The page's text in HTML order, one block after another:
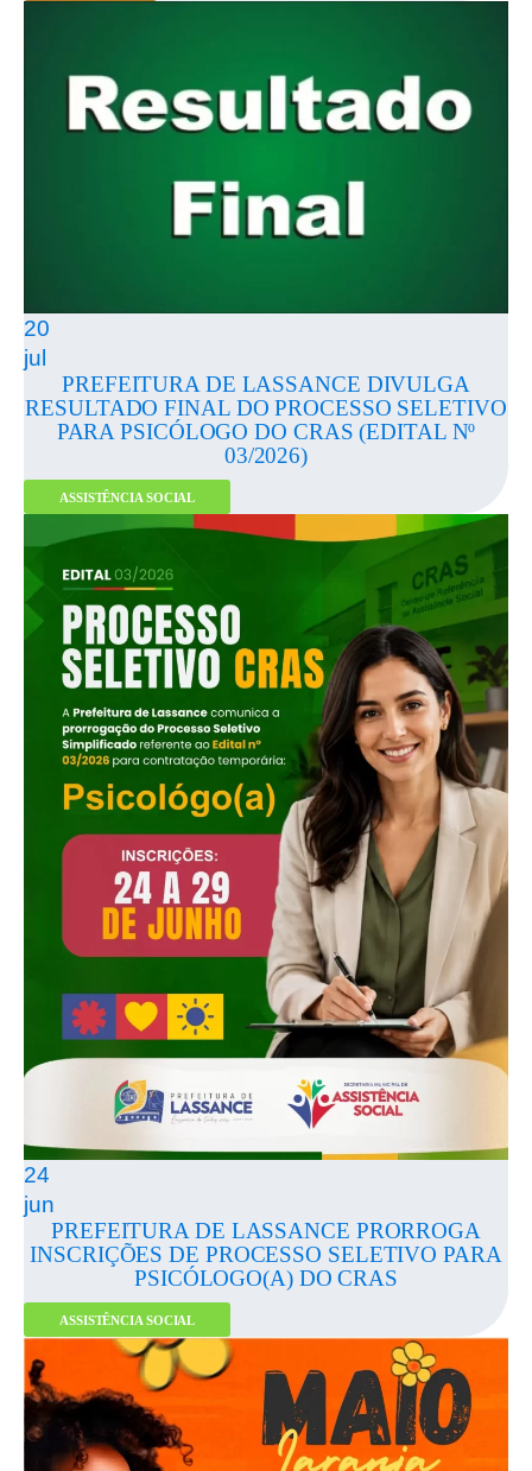
20
jul
PREFEITURA DE LASSANCE DIVULGA
RESULTADO FINAL DO PROCESSO SELETIVO
PARA PSICÓLOGO DO CRAS (EDITAL Nº
03/2026)
ASSISTÊNCIA SOCIAL
24
jun
PREFEITURA DE LASSANCE PRORROGA
INSCRIÇÕES DE PROCESSO SELETIVO PARA
PSICÓLOGO(A) DO CRAS
ASSISTÊNCIA SOCIAL